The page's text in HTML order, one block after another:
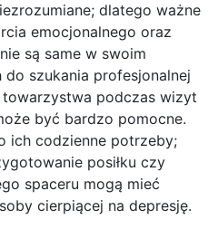
dlatego ważne
emocjonalnego oraz
są same w swoim
szukania profesjonalnej
podczas wizyt
być bardzo pomocne.
ich codzienne potrzeby;
posiłku czy
spaceru mogą mieć
cierpiącej na depresję.